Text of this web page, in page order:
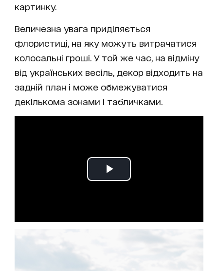
картинку.
Величезна увага приділяється
флористиці, на яку можуть витрачатися
колосальні гроші. У той же час, на відміну
від українських весіль, декор відходить на
задній план і може обмежуватися
декількома зонами і табличками.